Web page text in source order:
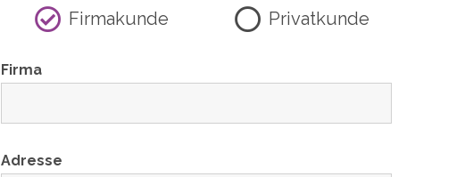
Firmakunde Privatkunde
Firma
Adresse